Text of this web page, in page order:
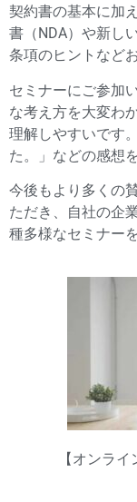
契約書の基本に加
書（NDA）や新し
条項のヒントなど
セミナーにご参加
な考え方を大変わ
理解しやすいです
た。」などの感想
今後もより多くの
ただき、自社の企
種多様なセミナー
【オンラ